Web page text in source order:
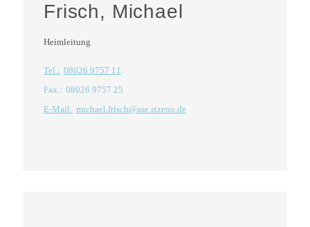
Frisch, Michael
Heimleitung
Tel.: 08026 9757 11
Fax.: 08026 9757 25
E-Mail: michael.frisch@ase.stzeno.de